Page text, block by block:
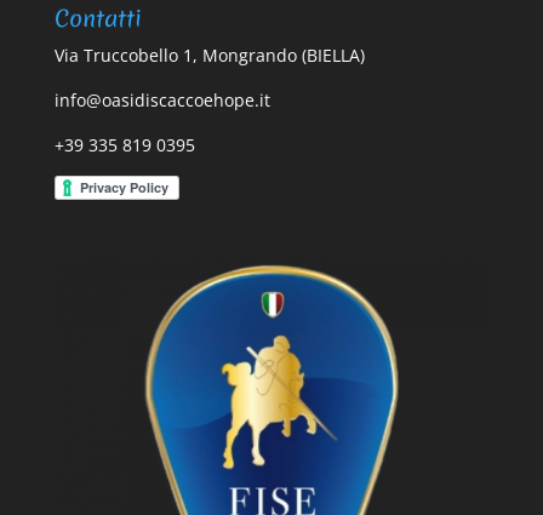
Contatti
Via Truccobello 1, Mongrando (BIELLA)
info@oasidiscaccoehope.it
+39 335 819 0395